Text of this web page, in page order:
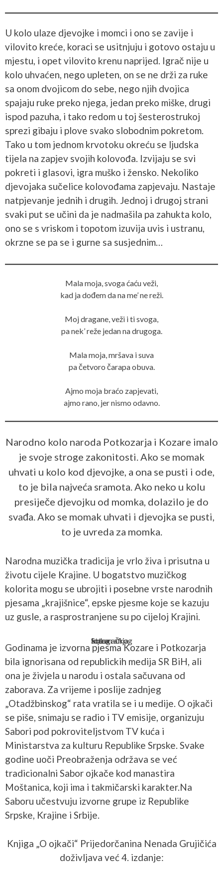
U kolo ulaze djevojke i momci i ono se zavije i
vilovito kreće, koraci se usitnjuju i gotovo ostaju u
mjestu, i opet vilovito krenu naprijed. Igrač nije u
kolo uhvaćen, nego upleten, on se ne drži za ruke
sa onom dvojicom do sebe, nego njih dvojica
spajaju ruke preko njega, jedan preko miške, drugi
ispod pazuha, i tako redom u toj šesterostrukoj
sprezi gibaju i plove svako slobodnim pokretom.
Tako u tom jednom krvotoku okreću se ljudska
tijela na zapjev svojih kolovođa. Izvijaju se svi
pokreti i glasovi, igra muško i žensko. Nekoliko
djevojaka sučelice kolovođama zapjevaju. Nastaje
natpjevanje jednih i drugih. Jednoj i drugoj strani
svaki put se učini da je nadmašila pa zahukta kolo,
ono se s vriskom i topotom izuvija uvis i ustranu,
okrzne se pa se i gurne sa susjednim…
Mala moja, svoga ćaću veži,
kad ja dođem da na me’ ne reži.
Moj dragane, veži i ti svoga,
pa nek’ reže jedan na drugoga.
Mala moja, mršava i suva
pa četvoro čarapa obuva.
Ajmo moja braćo zapjevati,
ajmo rano, jer nismo odavno.
Narodno kolo naroda Potkozarja i Kozare imalo
je svoje stroge zakonitosti. Ako se momak
uhvati u kolo kod djevojke, a ona se pusti i ode,
to je bila najveća sramota. Ako neko u kolu
presiječe djevojku od momka, dolazilo je do
svađa. Ako se momak uhvati i djevojka se pusti,
to je uvreda za momka.
Narodna muzička tradicija je vrlo živa i prisutna u
životu cijele Krajine. U bogatstvo muzičkog
kolorita mogu se ubrojiti i posebne vrste narodnih
pjesama „krajišnice“, epske pjesme koje se kazuju
uz gusle, a rasprostranjene su po cijeloj Krajini.
Stara fotografija kozaračkog kola
Godinama je izvorna pjesma Kozare i Potkozarja
bila ignorisana od republickih medija SR BiH, ali
ona je živjela u narodu i ostala sačuvana od
zaborava. Za vrijeme i poslije zadnjeg
„Otadžbinskog“ rata vratila se i u medije. O ojkači
se piše, snimaju se radio i TV emisije, organizuju
Sabori pod pokroviteljstvom TV kuća i
Ministarstva za kulturu Republike Srpske. Svake
godine uoči Preobraženja održava se već
tradicionalni Sabor ojkače kod manastira
Moštanica, koji ima i takmičarski karakter.Na
Saboru učestvuju izvorne grupe iz Republike
Srpske, Krajine i Srbije.
Knjiga „O ojkači“ Prijedorčanina Nenada Grujičića
doživljava već 4. izdanje: